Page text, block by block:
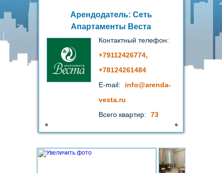
Арендодатель: Сеть
Апартаменты Веста
Контактный телефон:
+79112426774,
+78124261484
E-mail:
info@arenda-
vesta.ru
Всего квартир:
73